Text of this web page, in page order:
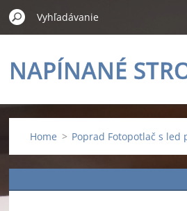
NAPÍNANÉ
Home > Poprad Fotopotlač s led